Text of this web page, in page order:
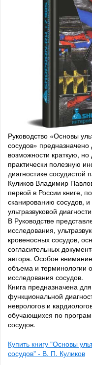
Руководство «Основы
сосудов» предназначено
возможности краткую,
практически полезную
диагностике сосудистой
Куликов Владимир
первой в России книге,
сканированию сосудов,
ультразвуковой
В Руководстве
исследования,
кровеносных сосудов,
согласительных
автора. Особое
объема и терминологии
исследования сосудов.
Книга предназначена
функциональной
неврологов и
обучающихся по
сосудов.
Купить книгу "Основы
сосудов" - В. П. Куликов